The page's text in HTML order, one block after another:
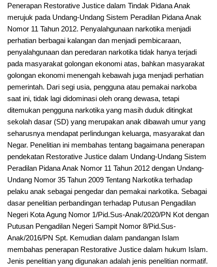
Penerapan Restorative Justice dalam Tindak Pidana Anak
merujuk pada Undang-Undang Sistem Peradilan Pidana Anak
Nomor 11 Tahun 2012. Penyalahgunaan narkotika menjadi
perhatian berbagai kalangan dan menjadi pembicaraan,
penyalahgunaan dan peredaran narkotika tidak hanya terjadi
pada masyarakat golongan ekonomi atas, bahkan masyarakat
golongan ekonomi menengah kebawah juga menjadi perhatian
pemerintah. Dari segi usia, pengguna atau pemakai narkoba
saat ini, tidak lagi didominasi oleh orang dewasa, tetapi
ditemukan pengguna narkotika yang masih duduk ditingkat
sekolah dasar (SD) yang merupakan anak dibawah umur yang
seharusnya mendapat perlindungan keluarga, masyarakat dan
Negar. Penelitian ini membahas tentang bagaimana penerapan
pendekatan Restorative Justice dalam Undang-Undang Sistem
Peradilan Pidana Anak Nomor 11 Tahun 2012 dengan Undang-
Undang Nomor 35 Tahun 2009 Tentang Narkotika terhadap
pelaku anak sebagai pengedar dan pemakai narkotika. Sebagai
dasar penelitian perbandingan terhadap Putusan Pengadilan
Negeri Kota Agung Nomor 1/Pid.Sus-Anak/2020/PN Kot dengan
Putusan Pengadilan Negeri Sampit Nomor 8/Pid.Sus-
Anak/2016/PN Spt. Kemudian dalam pandangan Islam
membahas penerapan Restorative Justice dalam hukum Islam.
Jenis penelitian yang digunakan adalah jenis penelitian normatif.